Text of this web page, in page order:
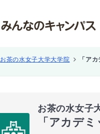
お茶の水女子大学大学院 「ア
お茶の水女子
「アカデ